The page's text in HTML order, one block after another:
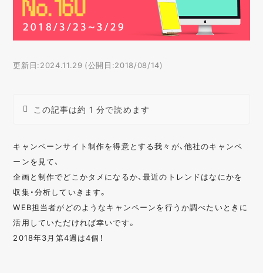
更新日:2024.11.29 (公開日:2018/08/14)
この記事は約 1 分で読めます
キャンペーンサイト制作を得意とする我々が、他社のキャンペ
ーンを見て、
企画と制作でどこかタメになるか、最近のトレンドはなにかを
収集・分析していきます。
WEB担当者がどのようなキャンペーンを行うか調べたいときに
活用していただければ幸いです。
2018年3月第4週は4個！